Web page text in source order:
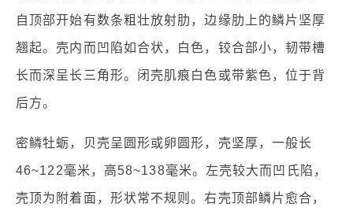
自顶部开始有数条粗壮放射肋，边缘肋上的鳞片坚厚
翘起。壳内而凹陷如合状，白色，铰合部小，韧带槽
长而深呈长三角形。闭壳肌痕白色或带紫色，位于背
后方。
密鳞牡蛎，贝壳呈圆形或卵圆形，壳坚厚，一般长
46~122毫米，高58~138毫米。左壳较大而凹氏陷，
壳顶为附着面，形状常不规则。右壳顶部鳞片愈合，